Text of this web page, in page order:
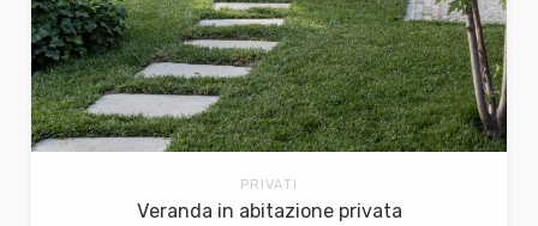
PRIVATI
Veranda in abitazione privata